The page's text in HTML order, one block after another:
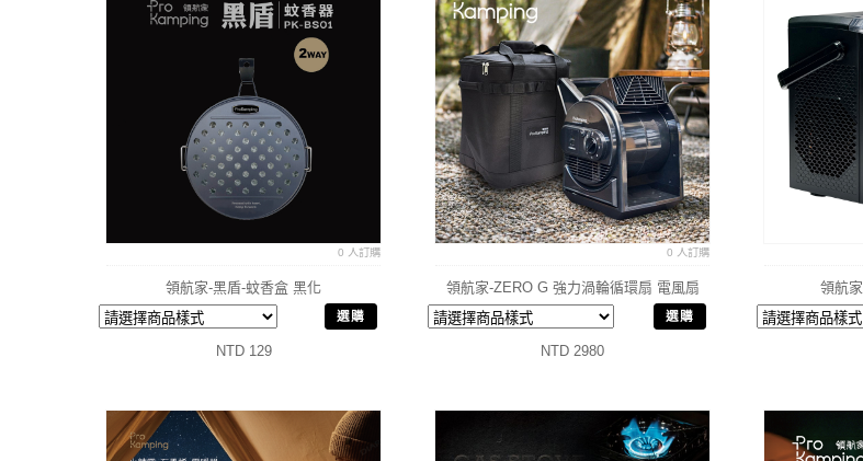
0 人訂購
領航家-黑盾-蚊香盒 黑化
選購
NTD 129
0 人訂購
領航家-ZERO G 強力渦輪循環扇 電風扇
(贈收納包)
選購
NTD 2980
領航